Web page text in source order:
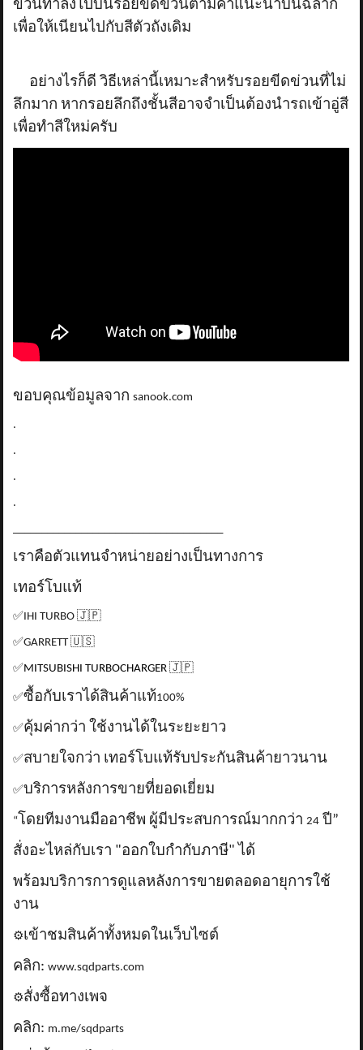
ข่วนทาลงไปบนรอยขีดข่วนตามคำแนะนำบนฉลาก
เพื่อให้เนียนไปกับสีตัวถังเดิม
อย่างไรก็ดี วิธีเหล่านี้เหมาะสำหรับรอยขีดข่วนที่ไม่
ลึกมาก หากรอยลึกถึงชั้นสีอาจจำเป็นต้องนำรถเข้าอู่สี
เพื่อทำสีใหม่ครับ
ขอบคุณข้อมูลจากsanook.com
.
.
.
.
เราคือตัวแทนจำหน่ายอย่างเป็นทางการ
เทอร์โบแท้
✅ IHI TURBO🇯🇵
✅GARRETT🇺🇸
✅ MITSUBISHI TURBOCHARGER 🇯🇵
✅ซื้อกับเราได้สินค้าแท้100%
✅คุ้มค่ากว่า ใช้งานได้ในระยะยาว
✅สบายใจกว่า เทอร์โบแท้รับประกันสินค้ายาวนาน
✅บริการหลังการขายที่ยอดเยี่ยม
“ โดยทีมงานมืออาชีพ ผู้มีประสบการณ์มากกว่า24 ปี”
สั่งอะไหล่กับเรา "ออกใบกำกับภาษี" ได้
พร้อมบริการการดูแลหลังการขายตลอดอายุการใช้
งาน
⚙️เข้าชมสินค้าทั้งหมดในเว็บไซต์
คลิก:www.sqdparts.com
⚙️สั่งซื้อทางเพจ
คลิก: m.me/sqdparts